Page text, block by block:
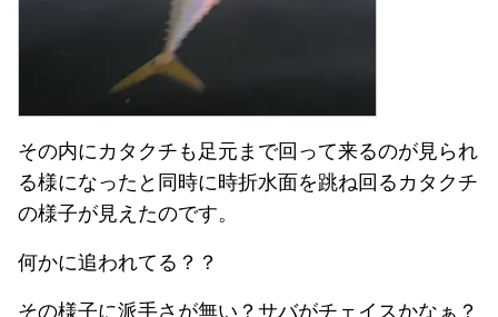
その内にカタクチも足元まで回って来るのが見られ
る様になったと同時に時折水面を跳ね回るカタクチ
の様子が見えたのです。
何かに追われてる？？
その様子に派手さが無い？サバがチェイスかなぁ？